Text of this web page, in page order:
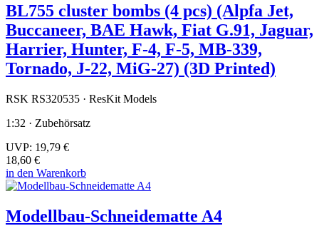
BL755 cluster bombs (4 pcs) (Alpfa Jet,
Buccaneer, BAE Hawk, Fiat G.91, Jaguar,
Harrier, Hunter, F-4, F-5, MB-339,
Tornado, J-22, MiG-27) (3D Printed)
RSK RS320535 · ResKit Models
1:32 · Zubehörsatz
UVP: 19,79 €
18,60 €
in den Warenkorb
Modellbau-Schneidematte A4